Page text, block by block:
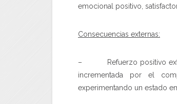
emocional positivo,
Consecuencias externas:
– Refuerzo positivo
incrementada por el
experimentando un estado